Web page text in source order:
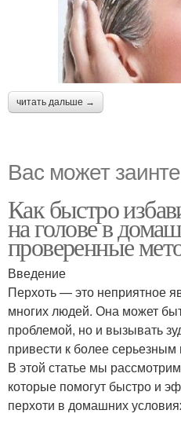
читать дальше →
Вас может
Как быстро
на голове в
проверенные
Введение
Перхоть — это неприятное
многих людей. Она может
проблемой, но и вызывать
привести к более
В этой статье мы
которые помогут быстро и
перхоти в домашних